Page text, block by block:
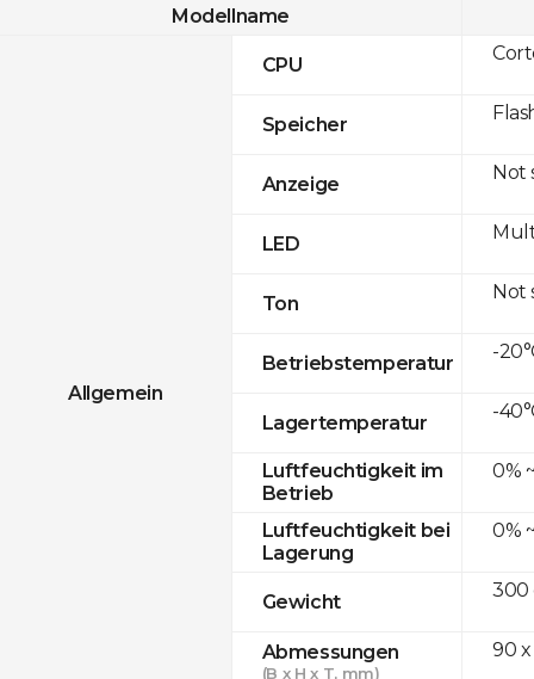
Modellname
Allgemein
CPU
Speicher
Anzeige
LED
Ton
Betriebstemperatur
Lagertemperatur
Luftfeuchtigkeit im
Betrieb
Luftfeuchtigkeit bei
Lagerung
Gewicht
Abmessungen
(B x H x T, mm)
Not
Not
-
-
0%
0%
300
90 x